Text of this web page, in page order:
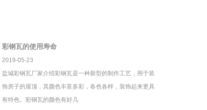
彩钢瓦的使用寿命
2019-05-23
盐城彩钢瓦厂家介绍彩钢瓦是一种新型的制作工艺，用于装
饰房子的屋顶，其颜色丰富多彩，各色各样，装饰起来更具
有特色。彩钢瓦的颜色有好几